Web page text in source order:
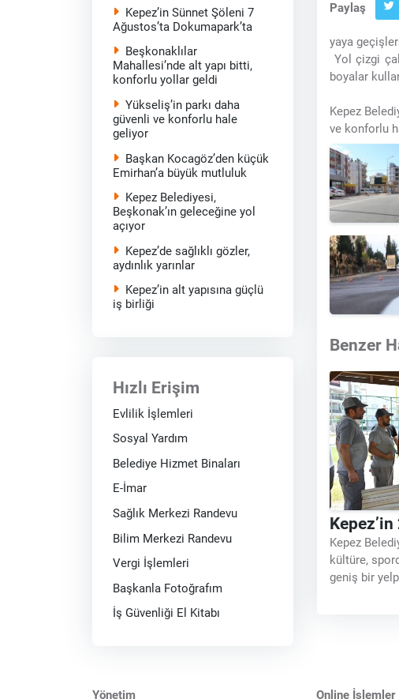
Kepez’in Sünnet Şöleni 7
Ağustos’ta Dokumapark’ta
Beşkonaklılar
Mahallesi’nde alt yapı bitti,
konforlu yollar geldi
Yükseliş’in parkı daha
güvenli ve konforlu hale
geliyor
Başkan Kocagöz’den küçük
Emirhan’a büyük mutluluk
Kepez Belediyesi,
Beşkonak’ın geleceğine yol
açıyor
Kepez’de sağlıklı gözler,
aydınlık yarınlar
Kepez’in alt yapısına güçlü
iş birliği
Hızlı Erişim
Evlilik İşlemleri
Sosyal Yardım
Belediye Hizmet Binaları
E-İmar
Sağlık Merkezi Randevu
Bilim Merkezi Randevu
Vergi İşlemleri
Başkanla Fotoğrafım
İş Güvenliği El Kitabı
Paylaş
yaya
Yol çizgi
boyalar
Kepez
ve konforlu
Benzer
Kepez
kültüre,
geniş bir
Yönetim Online İşlemler